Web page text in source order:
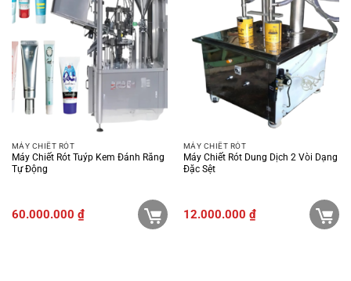
MÁY CHIẾT RÓT
Máy Chiết Rót Tuýp Kem Đánh Răng
Tự Động
60.000.000 ₫
MÁY CHIẾT RÓT
Máy Chiết Rót Dung Dịch 2 Vòi Dạng
Đặc Sệt
12.000.000 ₫